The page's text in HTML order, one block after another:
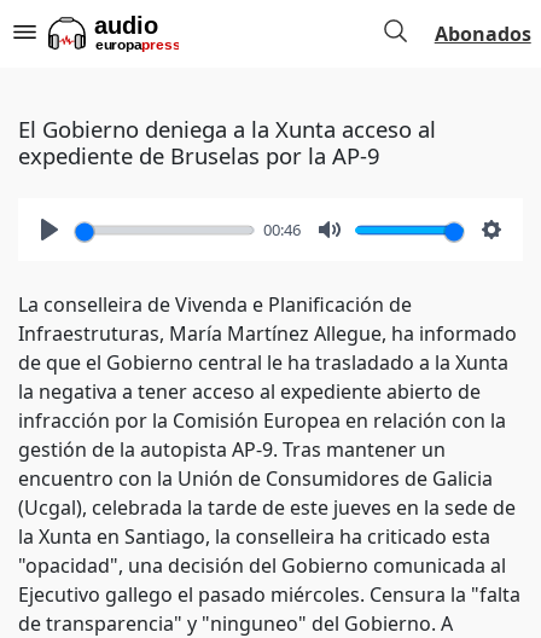
Abonados
El Gobierno deniega a la Xunta acceso al
expediente de Bruselas por la AP-9
00:46
La conselleira de Vivenda e Planificación de
Infraestruturas, María Martínez Allegue, ha informado
de que el Gobierno central le ha trasladado a la Xunta
la negativa a tener acceso al expediente abierto de
infracción por la Comisión Europea en relación con la
gestión de la autopista AP-9. Tras mantener un
encuentro con la Unión de Consumidores de Galicia
(Ucgal), celebrada la tarde de este jueves en la sede de
la Xunta en Santiago, la conselleira ha criticado esta
"opacidad", una decisión del Gobierno comunicada al
Ejecutivo gallego el pasado miércoles. Censura la "falta
de transparencia" y "ninguneo" del Gobierno. A